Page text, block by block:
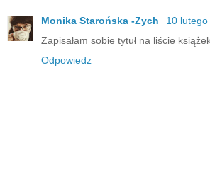
Monika Starońska -Zych
10
Zapisałam sobie tytuł na liście
Odpowiedz